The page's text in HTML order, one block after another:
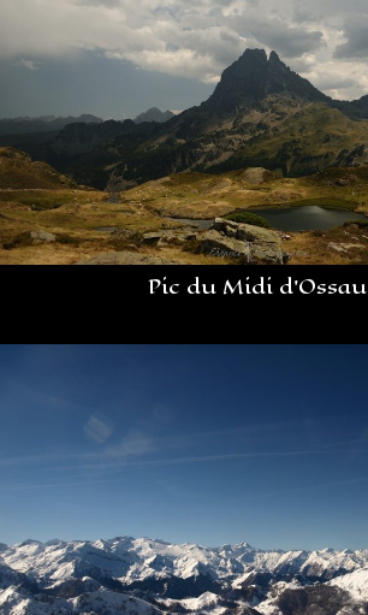
Pic du Midi d’Ossau